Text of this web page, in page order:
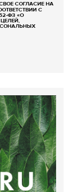
СОГЛАСИЕ НА
С
ФЗ «О